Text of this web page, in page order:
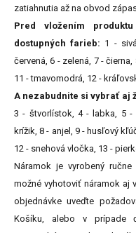
zatiahnutia až na obvod
Pred vložením
dostupných farieb: 1 -
červená, 6 - zelená, 7 -
11 - tmavomodrá, 12 -
A nezabudnite si vybrať aj
3 - štvorlístok, 4 - labka, 5 -
krížik, 8 - anjel, 9 - husľový
12 - snehová vločka, 13 -
Náramok je vyrobený
možné vyhotoviť náramok aj
objednávke uveďte
Košíku, alebo v prípade